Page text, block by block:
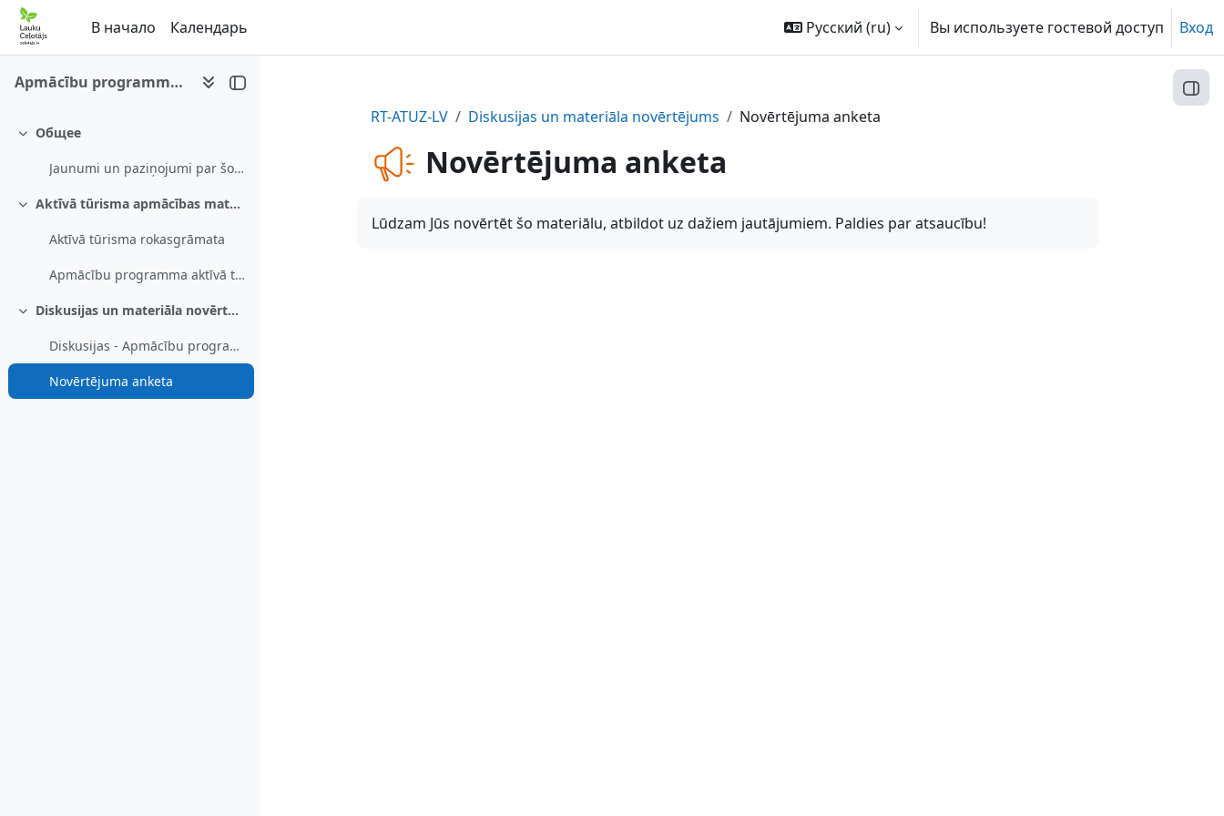
Перейти к основному содержанию
В начало
Календарь Русский ‎(ru)‎ Вы используете гостевой доступ Вход
Apmācību programma aktīvā tūrisma uzņēmējiem
Свернуть
Общее
Jaunumi un paziņojumi par šo e-mācību kursu
Свернуть Aktīvā tūrisma apmācības materiāli
Aktīvā tūrisma rokasgrāmata
Apmācību programma aktīvā tūrisma uzņēmējiem
Свернуть Diskusijas un materiāla novērtējums
Diskusijas - Apmācību programma aktīvā tūrisma uzņēmējiem
Novērtējuma anketa
RT-ATUZ-LV
Diskusijas un materiāla novērtējums Novērtējuma anketa
Novērtējuma anketa
Lūdzam Jūs novērtēt šo materiālu, atbildot uz dažiem jautājumiem. Paldies par atsaucību!